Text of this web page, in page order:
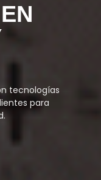
tecnologías
para